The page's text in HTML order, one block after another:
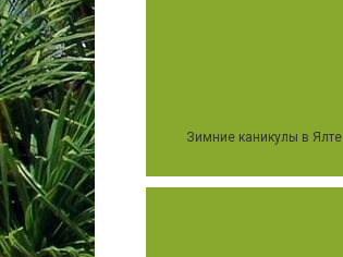
Зимние каникулы в Ялте